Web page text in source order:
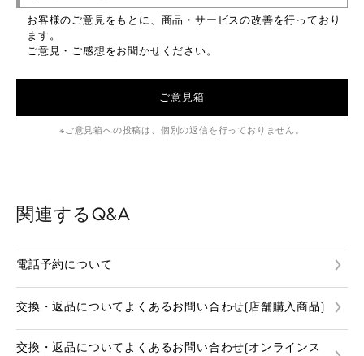
お客様のご意見をもとに、商品・サービスの改善を行っており
ます。
ご意見・ご感想をお聞かせください。
ご意見箱
ご意見箱への投稿は、個別の返信を行っておりません。
関連するQ&A
電話予約について
交換・返品についてよくあるお問い合わせ(店舗購入商品)
交換・返品についてよくあるお問い合わせ(オンラインス